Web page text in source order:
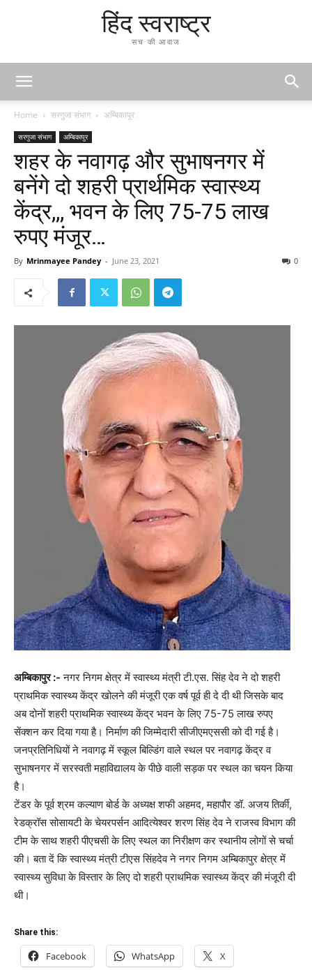
हिंद स्वराष्ट्र
सच की आवाज
Home सरगुजा संभाग अम्बिकापुर
सरगुजा संभाग अम्बिकापुर
शहर के नवागढ़ और सुभाषनगर में
बनेंगे दो शहरी प्रार्थमिक स्वास्थ्य
केंद्र,,, भवन के लिए 75-75 लाख
रुपए मंजूर…
By Mrinmayee Pandey - June 23, 2021 0
अम्बिकापुर :- नगर निगम क्षेत्र में स्वास्थ्य मंत्री टी.एस. सिंह देव ने दो शहरी
प्राथमिक स्वास्थ्य केंद्र खोलने की मंजूरी एक वर्ष पूर्व ही दे दी थी जिसके बाद
अब दोनों शहरी प्राथमिक स्वास्थ्य केंद्र भवन के लिए 75-75 लाख रुपए
सेंक्शन कर दिया गया है। निर्माण की जिम्मेदारी सीजीएमएससी को दी गई है।
जनप्रतिनिधियों ने नवागढ़ में स्कूल बिल्डिंग वाले स्थल पर नवागढ़ केंद्र व
सुभाषनगर में सरस्वती महाविद्यालय के पीछे वाली सड़क पर स्थल का चयन किया
है।
टेंडर के पूर्व श्रम कल्याण बोर्ड के अध्यक्ष शफी अहमद, महापौर डॉ. अजय तिर्की,
रेडक्रॉस सोसायटी के चेयरपर्सन आदित्येश्वर शरण सिंह देव ने राजस्व विभाग की
टीम के साथ शहरी पीएचसी के लिए स्थल का निरीक्षण कर स्थानीय लोगों से चर्चा
की। बता दें कि स्वास्थ्य मंत्री टीएस सिंहदेव ने नगर निगम अम्बिकापुर क्षेत्र में
स्वास्थ्य सुविधा के विस्तार के लिए दो शहरी प्राथमिक स्वास्थ्य केंद्र की मंजूरी दी
थी।
Share this:
Facebook WhatsApp X